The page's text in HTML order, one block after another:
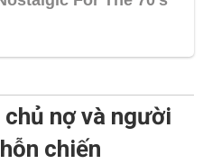
nợ và người
chiến